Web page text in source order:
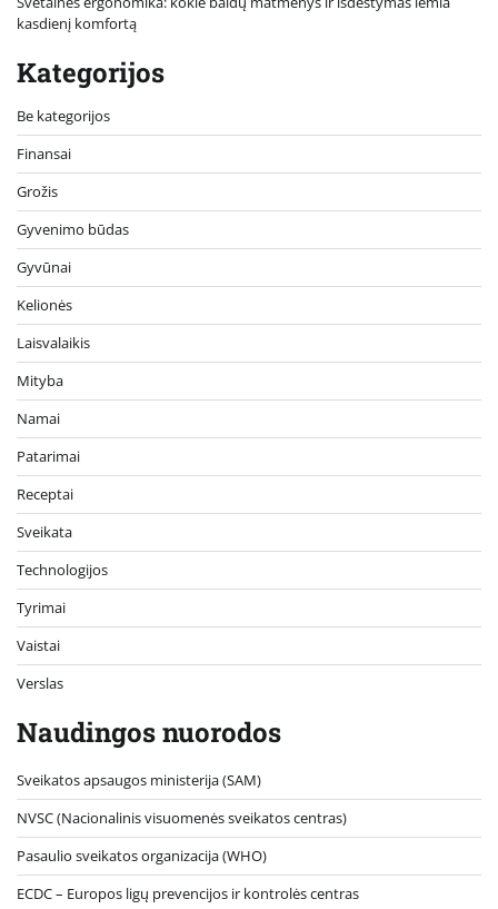
kasdienį komfortą
Kategorijos
Be kategorijos
Finansai
Grožis
Gyvenimo būdas
Gyvūnai
Kelionės
Laisvalaikis
Mityba
Namai
Patarimai
Receptai
Sveikata
Technologijos
Tyrimai
Vaistai
Verslas
Naudingos nuorodos
Sveikatos apsaugos ministerija (SAM)
NVSC (Nacionalinis visuomenės sveikatos centras)
Pasaulio sveikatos organizacija (WHO)
ECDC – Europos ligų prevencijos ir kontrolės centras